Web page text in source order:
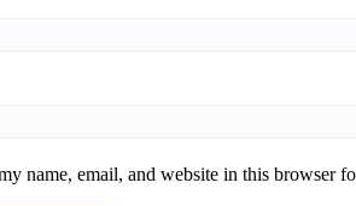
name, email, and website in this browser